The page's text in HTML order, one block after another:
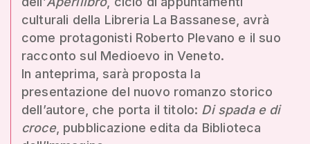
culturali della Libreria La Bassanese, avrà
come protagonisti Roberto Plevano e il suo
racconto sul Medioevo in Veneto.
In anteprima, sarà proposta la
presentazione del nuovo romanzo storico
dell’autore, che porta il titolo: Di spada e di
croce, pubblicazione edita da Biblioteca